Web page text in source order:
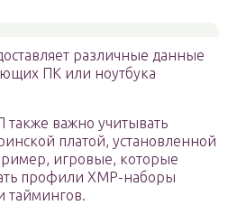
различные данные
ПК или ноутбука
важно учитывать
платой, установленной
игровые, которые
профили XMP-наборы
таймингов.